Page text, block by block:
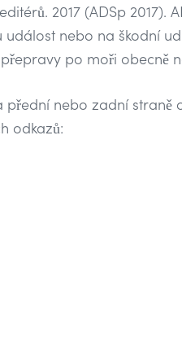
2017 (ADSp 2017).
nebo na škodní
po moři obecně
nebo zadní straně
odkazů: